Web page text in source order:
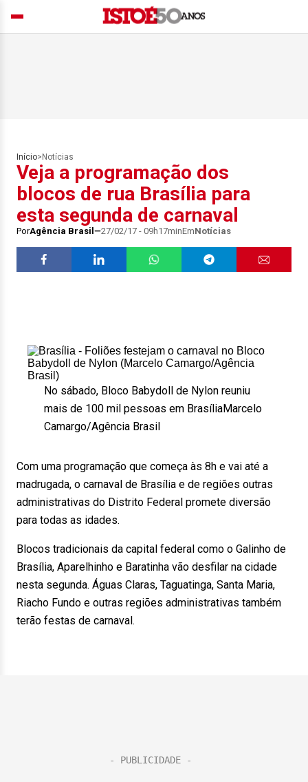
Início> Notícias
Veja a programação dos
blocos de rua Brasília para
esta segunda de carnaval
PorAgência Brasil 27/02/17 - 09h17minEmNotícias
No sábado, Bloco Babydoll de Nylon reuniu
mais de 100 mil pessoas em BrasíliaMarcelo
Camargo/Agência Brasil
Com uma programação que começa às 8h e vai até a
madrugada, o carnaval de Brasília e de regiões outras
administrativas do Distrito Federal promete diversão
para todas as idades.
Blocos tradicionais da capital federal como o Galinho de
Brasília, Aparelhinho e Baratinha vão desfilar na cidade
nesta segunda. Águas Claras, Taguatinga, Santa Maria,
Riacho Fundo e outras regiões administrativas também
terão festas de carnaval.